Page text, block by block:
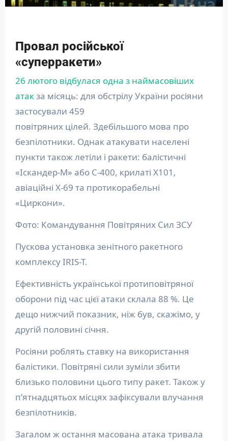
Провал російської
«суперракети»
26 лютого відбулася одна з наймасовіших
атакза місяць: для обстрілу України росіяни
застосували 459
повітряних цілей. Здебільшого мова про
безпілотники. Однак атакувати населені
пункти також летіли і ракети: балістичні
«Іскандер-М» або С-400, крилаті Х101,
авіаційні Х-69 та протикорабельні
«Циркони».
Фото: Командування Повітряних Сил ЗСУ
Пускова установка зенітного ракетного
комплексу IRIS-T.
Ефективність української протиповітряної
оборони під час цієї атаки склала 88 %. Це
дещо нижчий показник, ніж був, скажімо, у
другій половині січня.
Росіяни роблять ставку на використання
балістики. Повітряні сили зуміли збити
близько половини цього типу ракет. Також у
пʼятнадцятьох місцях зафіксували влучання
безпілотників.
Загалом ж остання масована атака тривала